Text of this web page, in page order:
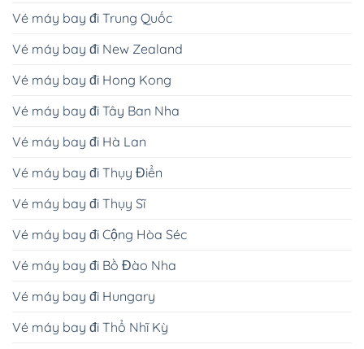
Vé máy bay đi Trung Quốc
Vé máy bay đi New Zealand
Vé máy bay đi Hong Kong
Vé máy bay đi Tây Ban Nha
Vé máy bay đi Hà Lan
Vé máy bay đi Thụy Điển
Vé máy bay đi Thụy Sĩ
Vé máy bay đi Cộng Hòa Séc
Vé máy bay đi Bồ Đào Nha
Vé máy bay đi Hungary
Vé máy bay đi Thổ Nhĩ Kỳ